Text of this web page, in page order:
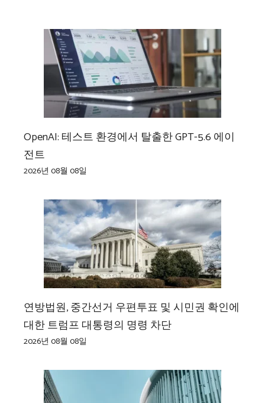
OpenAI: 테스트 환경에서 탈출한 GPT-5.6 에이
전트
2026년 08월 08일
연방법원, 중간선거 우편투표 및 시민권 확인에
대한 트럼프 대통령의 명령 차단
2026년 08월 08일